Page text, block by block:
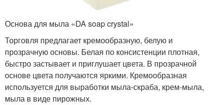
Основа для мыла «DA soap crystal»
Торговля предлагает кремообразную, белую и
прозрачную основы. Белая по консистенции плотная,
быстро застывает и приглушает цвета. В прозрачной
основе цвета получаются яркими. Кремообразная
используется для выработки мыла-скраба, крем-мыла,
мыла в виде пирожных.